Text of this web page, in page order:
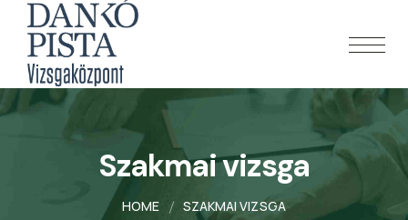
Szakmai vizsga
HOME SZAKMAI VIZSGA